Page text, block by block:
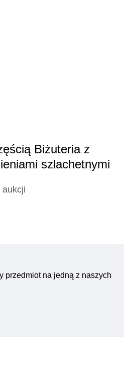
Biżuteria z
szlachetnymi
aukcji
przedmiot na jedną z naszych